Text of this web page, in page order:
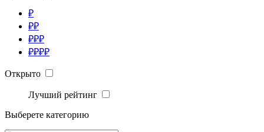
₽
₽₽
₽₽₽
₽₽₽₽
Открыто
Лучший рейтинг
Выберете категорию